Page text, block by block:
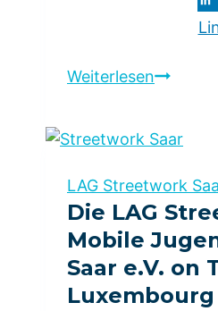
WeiterlesenWem
Raum
LAG Streetwork
Die LAG
Mobile
Saar e.V. on
Luxembourg